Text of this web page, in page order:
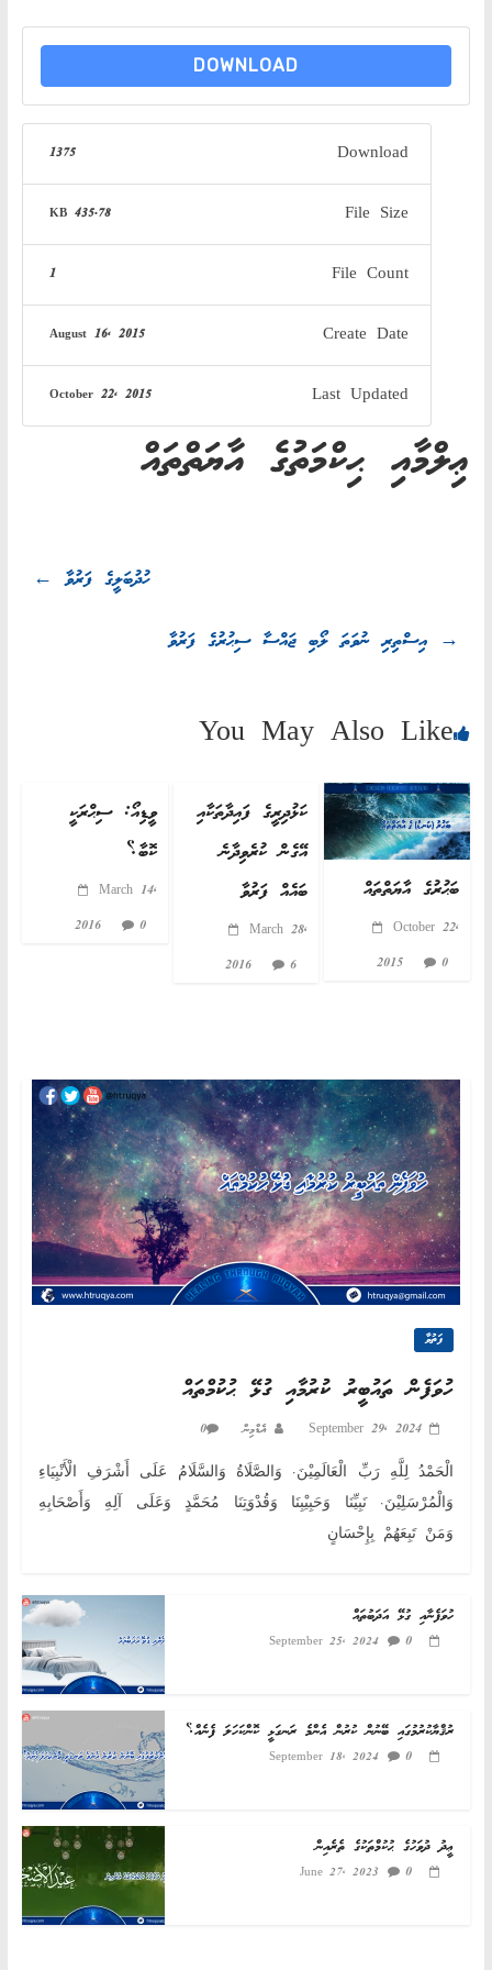
DOWNLOAD
Download
1375
File Size
435.78 KB
File Count
1
Create Date
August 16, 2015
Last Updated
October 22, 2015
ޢިލްމާއި ޙިކްމަތުގެ އާޔަތްތައް
← ހުދުބަލީގެ ފަރުވާ
→
You May Also Like
ވީޑިއޯ: ސިޙްރަކީ
ކޮބާ؟
March 14,
2016
0
ކަޅުދިރީގެ ފައިދާތަކާއި
އޭގެން ކުރެވިދާނެ
ބައެއް ފަރުވާ
March 28,
2016
6
ބަޙުރުގެ އާޔަތްތައް
October 22,
2015
0
ފަތުވާ
ހުވަފެން ތައުބީރު ކުރުމާއި ގުޅޭ ޙުކުމްތައް
September 29, 2024 އެޑްމިން 0
الْحَمْدُ لِلَّهِ رَبِّ الْعَالَمِيْنَ. وَالصَّلَاةُ وَالسَّلَامُ عَلَى أَشْرَفِ الْأَنْبِيَاءِ
وَالْمُرْسَلِيْنَ. نَبِيِّنَا وَحَبِيْبِنَا وَقُدْوَتِنَا مُحَمَّدٍ وَعَلَى آلِهِ وَأَصْحَابِهِ
وَمَنْ تَبِعَهُمْ بِإِحْسَانٍ
ހުވަފެނާއި ގުޅޭ އަދަބުތައް
September 25, 2024 0
ރުޤްޔާކުރުމުގައި ބޭނުން ކުރުން އެންމެ ރަނގަޅީ ކޮންކަހަލަ ފެނެއް؟
September 18, 2024 0
ޢީދު ދުވަހުގެ ޙުކުމްތަކުގެ ތެރެއިން
June 27, 2023 0